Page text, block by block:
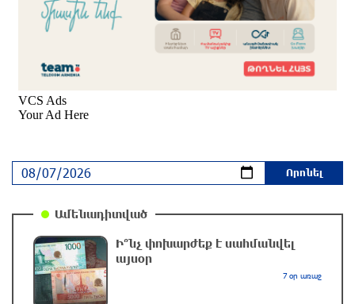
քննարկել են Մերձավոր Արևելքում տիրող
իրավիճակը
5 ժամ առաջ
տապալվել
Իրանը և Օմանը պլանավորում են փոխել
կառուցվածքը
6 ժամ առաջ
8-ամյա Մոնթե Մուրադյանն ու Սյունե
Քոսակյանը հաղթահարել են Արարատի
Ամենադիտված
Ի՞նչ փոխարժեք է սահմանվել
այսօր
7 օր առաջ